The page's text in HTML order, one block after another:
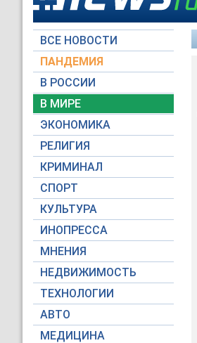
ВСЕ НОВОСТИ
ПАНДЕМИЯ
В РОССИИ
В МИРЕ
ЭКОНОМИКА
РЕЛИГИЯ
КРИМИНАЛ
СПОРТ
КУЛЬТУРА
ИНОПРЕССА
МНЕНИЯ
НЕДВИЖИМОСТЬ
ТЕХНОЛОГИИ
АВТО
МЕДИЦИНА